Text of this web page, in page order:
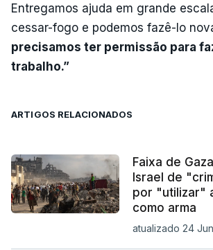
Entregamos ajuda em grande
cessar-fogo e podemos fazê-lo
precisamos ter permissão para
trabalho.”
ARTIGOS RELACIONADOS
Faixa de
Israel de
por "utilizar"
como arma
atualizado 24